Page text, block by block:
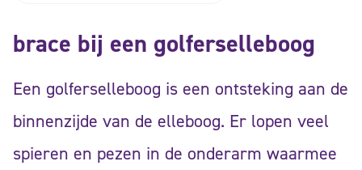
brace bij een golferselleboog
Een golferselleboog is een ontsteking aan de
binnenzijde van de elleboog. Er lopen veel
spieren en pezen in de onderarm waarmee